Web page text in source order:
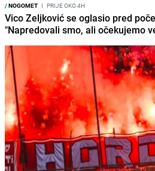
/NOGOMET I PRIJE OKO 4H
Vico Zeljković se oglasio pred
"Napredovali smo, ali očekujemo